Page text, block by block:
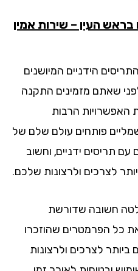
– שירות אמין
הידניים המיושנים
מזמינים התקנה
הרבות
פותחים עולם שלם של
ידניים, וחשוב
ולרצונות שלכם.
שדורשת
הפרמטרים שהוזכרו
לצרכים ולרצונות